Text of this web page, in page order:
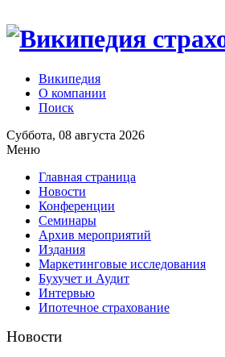
Википедия
О компании
Поиск
Суббота, 08 августа 2026
Меню
Главная страница
Новости
Конференции
Семинары
Архив мероприятий
Издания
Маркетинговые исследования
Бухучет и Аудит
Интервью
Ипотечное страхование
Новости